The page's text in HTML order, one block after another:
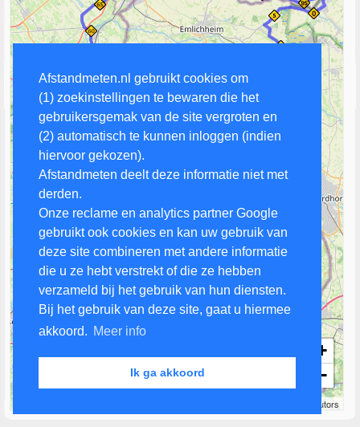
Afstandmeten.nl gebruikt cookies om
(1) zoekinstellingen te bewaren die het
gebruikersgemak van de site vergroten en
(2) automatisch te kunnen inloggen (indien
hiervoor gekozen).
Afstandmeten deelt deze informatie niet met
derden.
Onze reclame en analytics partner Google
gebruikt ook cookies en kan uw gebruik van
deze site combineren met andere informatie
die u ze hebt verstrekt of die ze hebben
verzameld bij het gebruik van hun diensten.
Bij het gebruik van deze site, gaat u hiermee
akkoord. Meer info
Ik ga akkoord
+
−
contributors